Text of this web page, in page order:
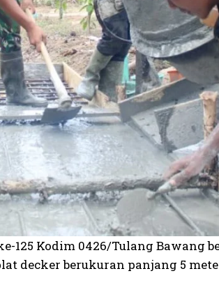
125 Kodim 0426/Tulang Bawang
decker berukuran panjang 5